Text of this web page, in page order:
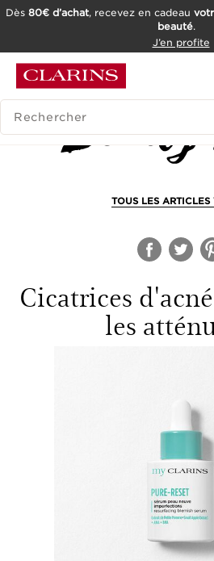
OUTIL D'ACCESSIBILITÉ
Dès 80€ d’achat, recevez en cadeau
beauté.
J’en profite
HISTORIQUE DES RECHERCHES
TOUS LES ARTICLES
Cicatrices
les